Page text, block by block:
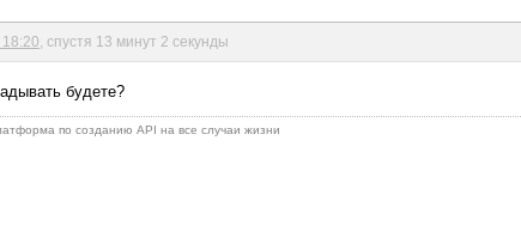
18:20 , спустя 13 минут 2 секунды
будете?
по созданию API на все случаи жизни